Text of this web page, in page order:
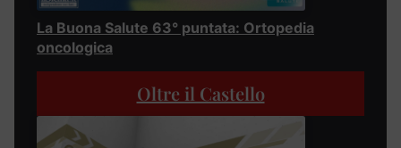
La Buona Salute 63° puntata: Ortopedia
oncologica
Oltre il Castello